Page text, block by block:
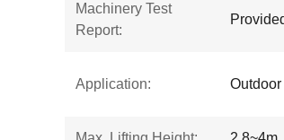
Machinery Test
Report:
Application: Outdoor